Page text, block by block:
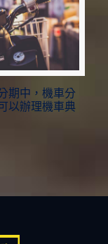
期中，機車分
以辦理機車典